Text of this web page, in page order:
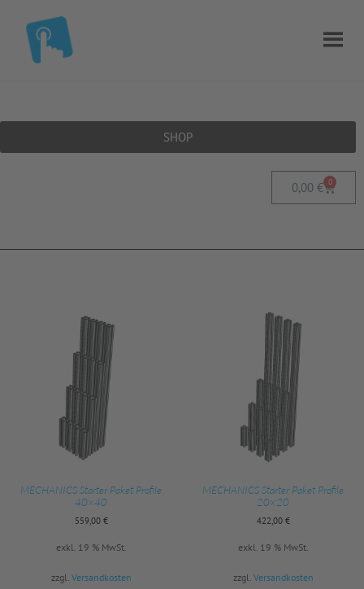
SHOP
0,00 € 0
MECHANICS Starter Paket Profile
40×40
559,00 €
exkl. 19 % MwSt.
zzgl. Versandkosten
MECHANICS Starter Paket Profile
20×20
422,00 €
exkl. 19 % MwSt.
zzgl. Versandkosten